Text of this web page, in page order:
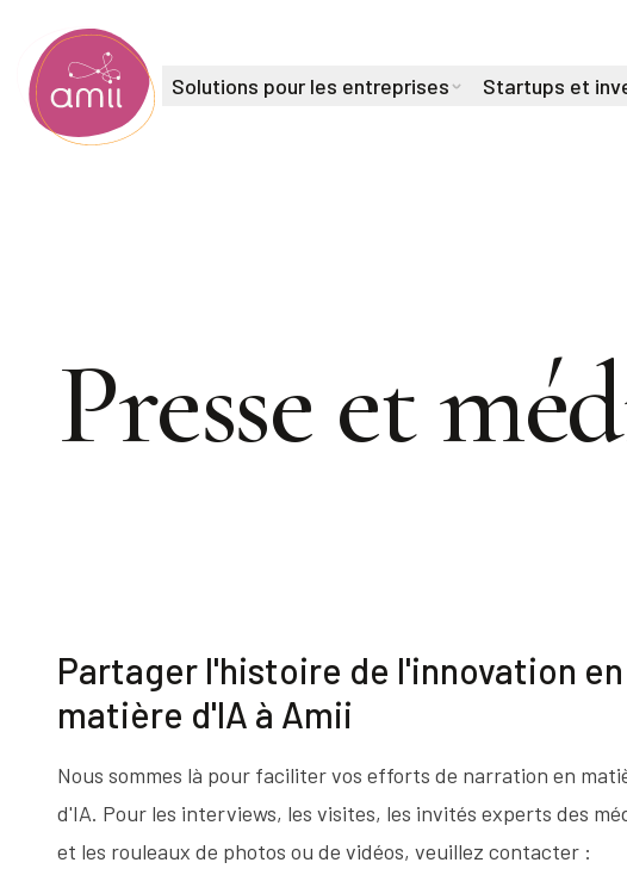
Institut de l'intelligence artificielle de l'Alberta
Solutions pour les entreprises Startups et
Presse et
Partager l'histoire de l'innovation en
matière d'IA à Amii
Nous sommes là pour faciliter vos efforts de narration en
d'IA. Pour les interviews, les visites, les invités experts des
et les rouleaux de photos ou de vidéos, veuillez contacter :